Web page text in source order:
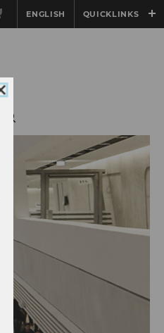
ENGLISH QUICKLINKS
Cookie
schließen